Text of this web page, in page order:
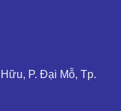
P. Đại Mỗ, Tp.